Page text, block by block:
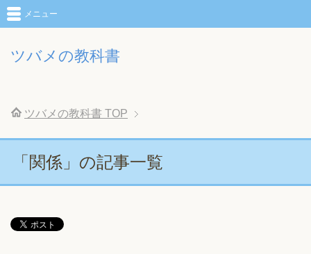
ツバメの教科書
メニュー
ツバメの教科書 TOP
「関係」の記事一覧